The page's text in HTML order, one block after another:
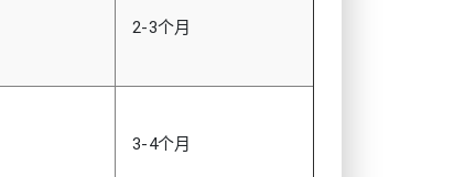
2-3个月
3-4个月